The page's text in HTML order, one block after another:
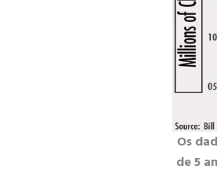
Os
de 5